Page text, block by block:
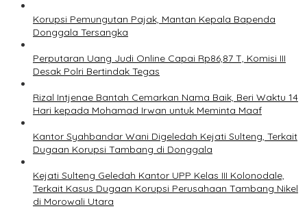
Korupsi Pemungutan Pajak, Mantan Kepala Bapenda
Donggala Tersangka
Perputaran Uang Judi Online Capai Rp86,87 T, Komisi III
Desak Polri Bertindak Tegas
Rizal Intjenae Bantah Cemarkan Nama Baik, Beri Waktu 14
Hari kepada Mohamad Irwan untuk Meminta Maaf
Kantor Syahbandar Wani Digeledah Kejati Sulteng, Terkait
Dugaan Korupsi Tambang di Donggala
Kejati Sulteng Geledah Kantor UPP Kelas III Kolonodale,
Terkait Kasus Dugaan Korupsi Perusahaan Tambang Nikel
di Morowali Utara